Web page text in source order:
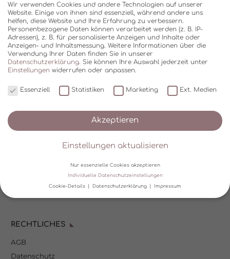
Zahlungsoptionen
Mein Kundenkonto
RECHTLICHES
AGB
Datenschutz
Wir verwenden Cookies und andere Technologien auf unserer
Website. Einige von ihnen sind essenziell, während andere uns
helfen, diese Website und Ihre Erfahrung zu verbessern.
Personenbezogene Daten können verarbeitet werden (z. B. IP-
Adressen), z. B. für personalisierte Anzeigen und Inhalte oder
Anzeigen- und Inhaltsmessung. Weitere Informationen über die
Verwendung Ihrer Daten finden Sie in unserer
Datenschutzerklärung Sie können Ihre Auswahl jederzeit unter
Einstellungen widerrufen oder anpassen.
Essenziell Statistiken Marketing Ext. Medien
Akzeptieren
Einstellungen aktualisieren
Nur essenzielle Cookies akzeptieren
Individuelle Datenschutzeinstellungen
Cookie-Details Datenschutzerklärung Impressum
Wir verwenden Cookies und andere Technologien auf unserer
helfen, diese Website und Ihre Erfahrung zu verbessern.